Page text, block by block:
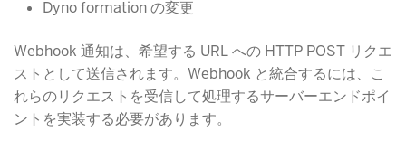
Dyno formation の変更
Webhook 通知は、希望する URL への HTTP POST リクエ
ストとして送信されます。Webhook と統合するには、こ
れらのリクエストを受信して処理するサーバーエンドポイ
ントを実装する必要があります。